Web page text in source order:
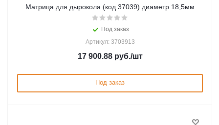
Матрица для дырокола (код 37039) диаметр 18,5мм
Под заказ
Артикул: 3703913
17 900.88руб./шт
Под заказ